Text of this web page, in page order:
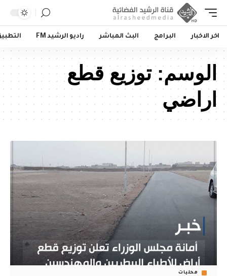
اخر الاخبار البرامج البث المباشر راديو الرشيد FM
الوسم:توزيع قطع
اراضي
محليات